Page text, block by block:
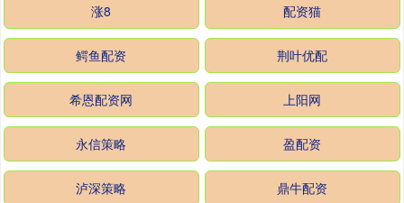
涨8 配资猫
鳄鱼配资 荆叶优配
希恩配资网 上阳网
永信策略 盈配资
泸深策略 鼎牛配资